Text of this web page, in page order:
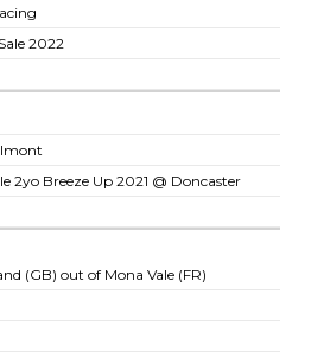
2022
2yo Breeze Up 2021 @ Doncaster
(GB) out of Mona Vale (FR)